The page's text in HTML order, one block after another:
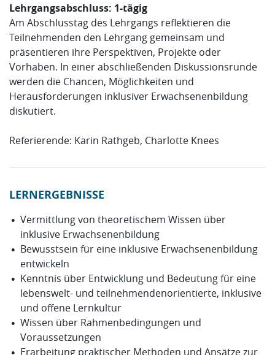
Lehrgangsabschluss: 1-tägig
Am Abschlusstag des Lehrgangs reflektieren die
Teilnehmenden den Lehrgang gemeinsam und
präsentieren ihre Perspektiven, Projekte oder
Vorhaben. In einer abschließenden Diskussionsrunde
werden die Chancen, Möglichkeiten und
Herausforderungen inklusiver Erwachsenenbildung
diskutiert.
Referierende: Karin Rathgeb, Charlotte Knees
LERNERGEBNISSE
Vermittlung von theoretischem Wissen über
inklusive Erwachsenenbildung
Bewusstsein für eine inklusive Erwachsenenbildung
entwickeln
Kenntnis über Entwicklung und Bedeutung für eine
lebenswelt- und teilnehmendenorientierte, inklusive
und offene Lernkultur
Wissen über Rahmenbedingungen und
Voraussetzungen
Erarbeitung praktischer Methoden und Ansätze zur